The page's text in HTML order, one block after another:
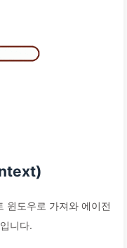
윈도우로 가져와 에이전
니다.